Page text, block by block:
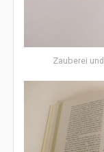
Zauberei